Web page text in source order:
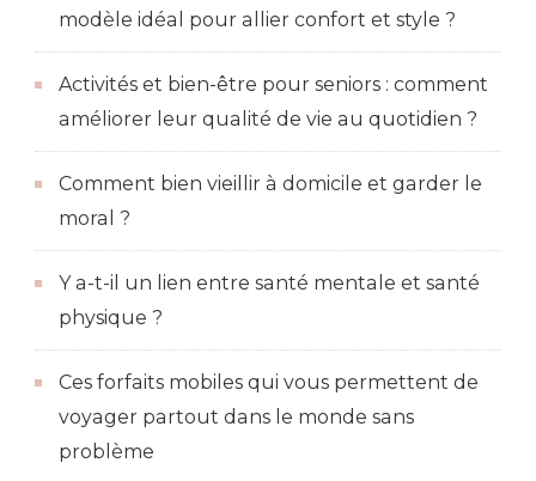
modèle idéal pour allier confort et style ?
Activités et bien-être pour seniors : comment
améliorer leur qualité de vie au quotidien ?
Comment bien vieillir à domicile et garder le
moral ?
Y a-t-il un lien entre santé mentale et santé
physique ?
Ces forfaits mobiles qui vous permettent de
voyager partout dans le monde sans
problème